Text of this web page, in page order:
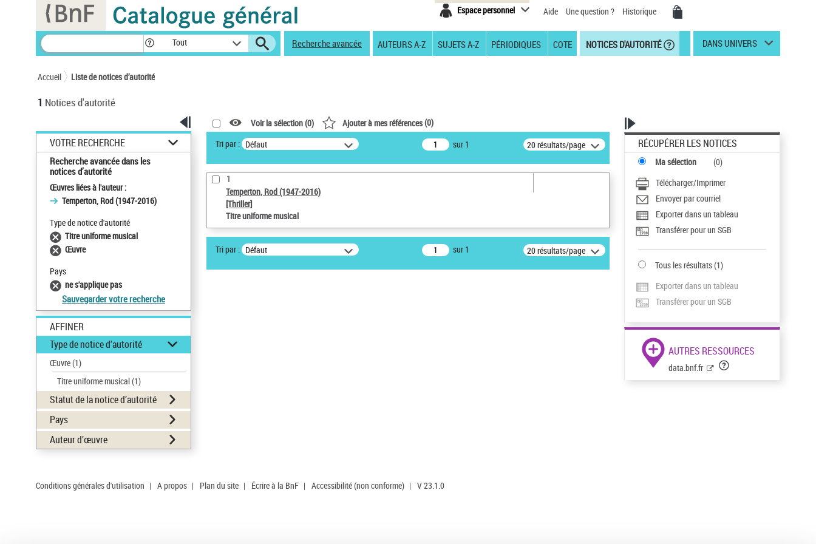
Espace personnel Aide Une question ? Historique
Tout Recherche avancée AUTEURS A-Z SUJETS A-Z PÉRIODIQUES COTE NOTICES D'AUTORITÉ DANS UNIVERS
Accueil Liste de notices d’autorité
1 Notices d'autorité
VOTRE RECHERCHE
Recherche avancée dans les
notices d’autorité
Œuvres liées à l'auteur :
Temperton, Rod (1947-2016)
Type de notice d'autorité
Titre uniforme musical
Œuvre
Pays
ne s'applique pas
Sauvegarder votre recherche
AFFINER
Type de notice d'autorité
Œuvre(1)
Titre uniforme musical(1)
Statut de la notice d’autorité
Pays
Auteur d’œuvre
Voir la sélection (0) Ajouter à mes références(0)
Tri par : Défaut sur 1 20 résultats/page
1
Temperton, Rod (1947-2016)
[Thriller]
Titre uniforme musical
Tri par : Défaut sur 1 20 résultats/page
RÉCUPÉRER LES NOTICES
Ma sélection (0)
Télécharger/Imprimer
Envoyer par courriel
Exporter dans un tableau
Transférer pour un SGB
Tous les résultats(1)
Exporter dans un tableau
Transférer pour un SGB
AUTRES RESSOURCES
data.bnf.fr
Conditions générales d'utilisation | A propos | Plan du site | Écrire à la BnF | Accessibilité (non conforme) | V 23.1.0
Panneau de gestion des cookies